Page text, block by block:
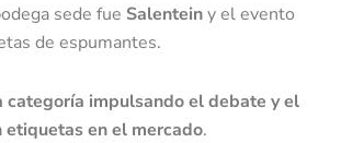
sede fue Salenteiny el evento
de espumantes.
categoría impulsando el debate y el
en el mercado.